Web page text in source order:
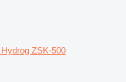
Hydrog ZSK-500